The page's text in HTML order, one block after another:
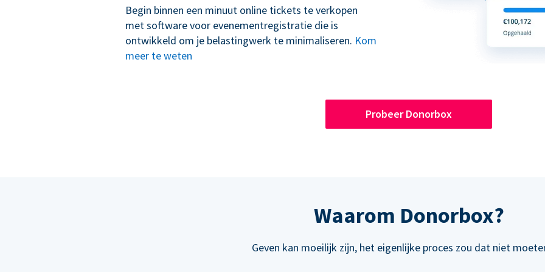
Begin binnen een minuut online tickets te verkopen
met software voor evenementregistratie die is
ontwikkeld om je belastingwerk te minimaliseren. Kom
meer te weten
Probeer Donorbox
Waarom Donorbox?
Geven kan moeilijk zijn, het eigenlijke proces zou dat niet